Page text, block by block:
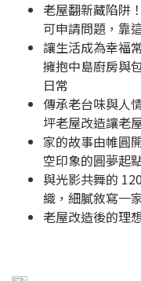
老屋翻新藏陷阱
可申請問題，靠
讓生活成為幸福
擁抱中島廚房與
日常
傳承老台味與人
坪老屋改造讓老
家的故事由帷圓
空印象的圓夢起
與光影共舞的
織，細膩敘寫一
老屋改造後的理